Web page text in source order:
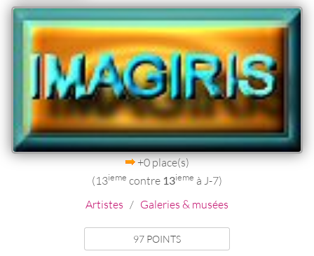
+0 place(s)
(13ieme contre 13ieme à J-7)
Artistes / Galeries & musées
97 POINTS